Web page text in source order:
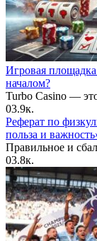
Игровая
началом?
Turbo Casino —
03.9к.
Реферат по
польза и
Правильное и
03.8к.